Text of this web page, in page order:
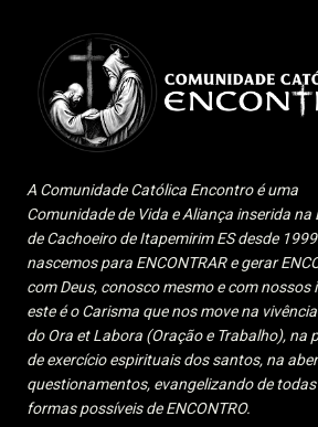
A Comunidade Católica Encontro é uma
Comunidade de Vida e Aliança inserida na
de Cachoeiro de Itapemirim ES desde
nascemos para ENCONTRAR e gerar
com Deus, conosco mesmo e com nossos
este é o Carisma que nos move na
do Ora et Labora (Oração e Trabalho), na
de exercício espirituais dos santos, na
questionamentos, evangelizando de
formas possíveis de ENCONTRO.